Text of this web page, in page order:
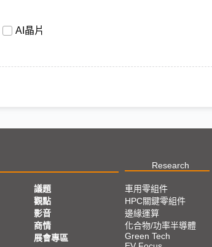
AI晶片
Research
議題
觀點
影音
商情
展會專區
車用零組件
HPC關鍵零組件
邊緣運算
化合物/功率半導體
Green Tech